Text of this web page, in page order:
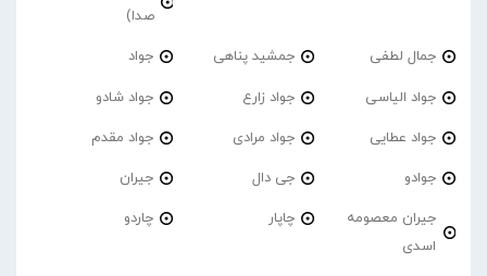
صدا)
جمال لطفی جمشید پناهی جواد
جواد الیاسی جواد زارع جواد شادو
جواد عطایی جواد مرادی جواد مقدم
جوادو جی دال جیران
جیران معصومه
اسدی
چاپار چاردو